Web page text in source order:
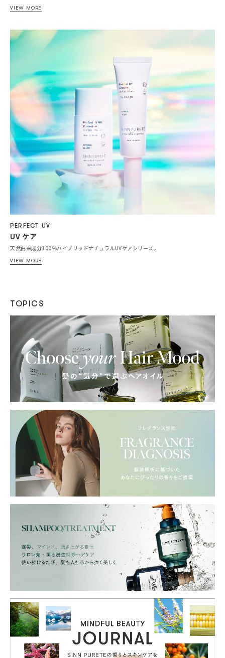
VIEW MORE
PERFECT UV
UV ケア
天然由来成分100％ハイブリッドナチュラルUVケアシリーズ。
VIEW MORE
TOPICS